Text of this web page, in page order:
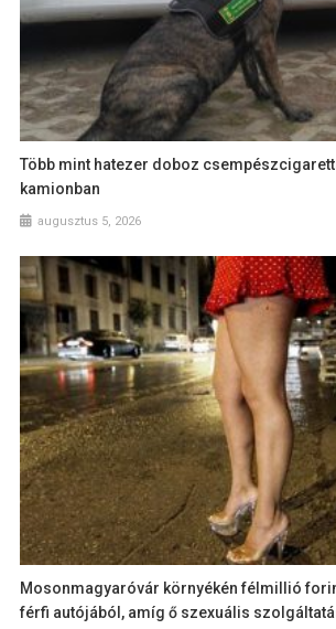
Több mint hatezer doboz
kamionban
augusztus 5, 2026
Mosonmagyaróvár környékén félmillió
férfi autójából, amíg ő szexuális